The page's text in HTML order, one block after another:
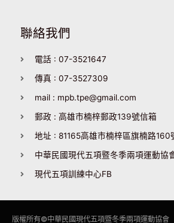
聯絡我們
電話 : 07-3521647
傳真 : 07-3527309
mail : mpb.tpe@gmail.com
郵政 : 高雄市楠梓郵政139號信箱
地址 : 81165高雄市楠梓區旗楠路160
中華民國現代五項暨冬季兩項運動協
現代五項訓練中心FB
版權所有©中華民國現代五項暨冬季兩項運動協會